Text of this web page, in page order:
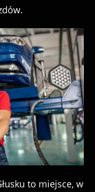
to miejsce, w